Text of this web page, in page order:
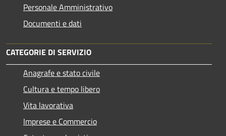
Personale Amministrativo
Documenti e dati
CATEGORIE DI SERVIZIO
Anagrafe e stato civile
Cultura e tempo libero
Vita lavorativa
Imprese e Commercio